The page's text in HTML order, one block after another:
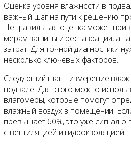
Оценка уровня влажности в
важный шаг на пути к решению
Неправильная оценка может
мерам защиты и реставрации, а
затрат. Для точной диагностики
несколько ключевых факторов.
Следующий шаг – измерение
подвале. Для этого можно
влагомеры, которые помогут
влажный воздух в помещении.
превышает 60%, это уже сигнал
с вентиляцией и гидроизоляцией.